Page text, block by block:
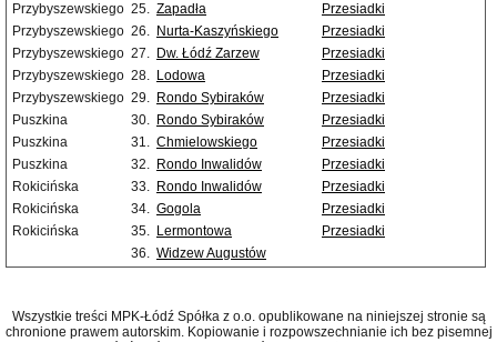
Przybyszewskiego 25. Zapadła
Przesiadki
Przybyszewskiego 26. Nurta-Kaszyńskiego
Przesiadki
Przybyszewskiego 27. Dw. Łódź Zarzew
Przesiadki
Przybyszewskiego 28. Lodowa
Przesiadki
Przybyszewskiego 29. Rondo Sybiraków
Przesiadki
Puszkina
30. Rondo Sybiraków
Przesiadki
Puszkina
31. Chmielowskiego
Przesiadki
Puszkina
32. Rondo Inwalidów
Przesiadki
Rokicińska
33. Rondo Inwalidów
Przesiadki
Rokicińska
34. Gogola
Przesiadki
Rokicińska
35. Lermontowa
Przesiadki
36. Widzew Augustów
Wszystkie treści MPK-Łódź Spółka z o.o. opublikowane na niniejszej stronie są
chronione prawem autorskim. Kopiowanie i rozpowszechnianie ich bez pisemnej